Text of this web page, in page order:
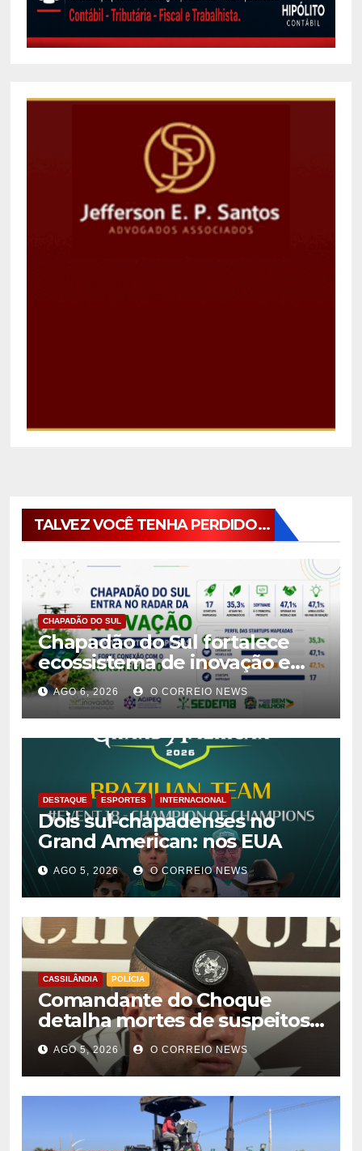
TALVEZ VOCÊ TENHA PERDIDO...
CHAPADÃO DO SUL
Chapadão do Sul fortalece
ecossistema de inovação e
tem oito propostas
classificadas no Centelha 3
AGO 6, 2026 O CORREIO NEWS
DESTAQUE ESPORTES INTERNACIONAL
Dois sul-chapadenses no
Grand American: nos EUA
AGO 5, 2026 O CORREIO NEWS
CASSILÂNDIA POLÍCIA
Comandante do Choque
detalha mortes de suspeitos
de homicídio em Cassilândia
AGO 5, 2026 O CORREIO NEWS